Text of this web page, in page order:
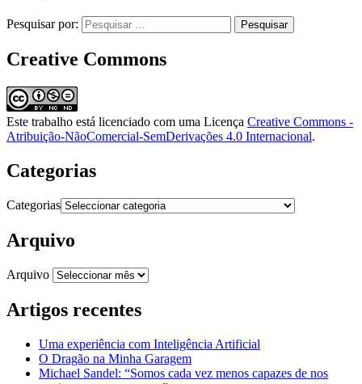
Pesquisar por:
Creative Commons
Este trabalho está licenciado com uma Licença Creative Commons -
Atribuição-NãoComercial-SemDerivações 4.0 Internacional.
Categorias
Categorias
Arquivo
Arquivo
Artigos recentes
Uma experiência com Inteligência Artificial
O Dragão na Minha Garagem
Michael Sandel: “Somos cada vez menos capazes de nos